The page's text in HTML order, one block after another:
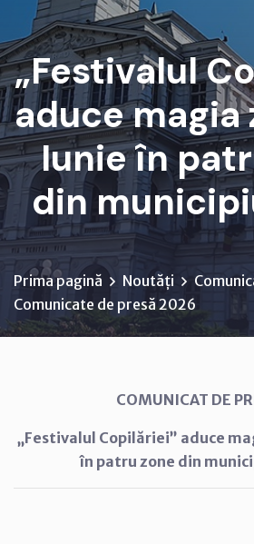
„Festivalul
aduce magia
Iunie în
din
Prima pagină Noutăți
Comunicate de presă 2026
COMUNICAT DE
„Festivalul Copilăriei” aduce
în patru zone din